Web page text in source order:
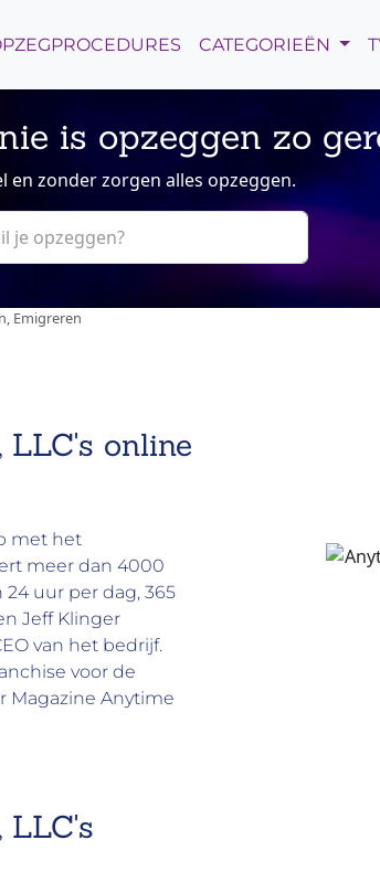
CATEGORIEËN
is opzeggen zo
en zonder zorgen alles opzeggen.
Emigreren
online
met het
meer dan 4000
uur per dag, 365
Jeff Klinger
van het bedrijf.
voor de
Magazine Anytime